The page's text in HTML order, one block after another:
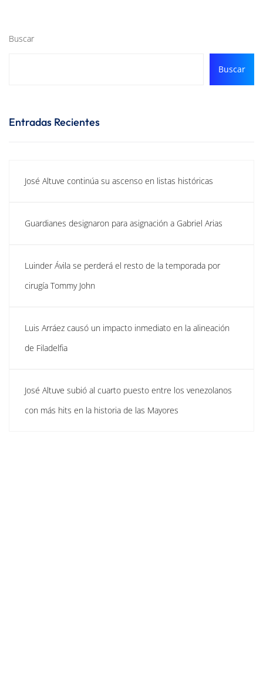
Buscar
Buscar
Entradas Recientes
José Altuve continúa su ascenso en listas históricas
Guardianes designaron para asignación a Gabriel Arias
Luinder Ávila se perderá el resto de la temporada por
cirugía Tommy John
Luis Arráez causó un impacto inmediato en la alineación
de Filadelfia
José Altuve subió al cuarto puesto entre los venezolanos
con más hits en la historia de las Mayores